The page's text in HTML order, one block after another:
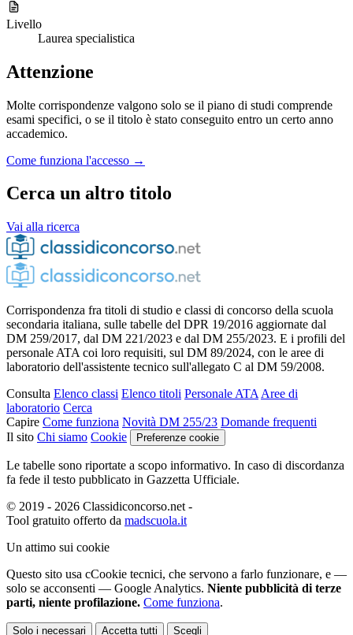
Livello
Laurea specialistica
Attenzione
Molte corrispondenze valgono solo se il piano di studi comprende
esami specifici, o se il titolo è stato conseguito entro un certo anno
accademico.
Come funziona l'accesso →
Cerca un altro titolo
Vai alla ricerca
Corrispondenza fra titoli di studio e classi di concorso della scuola
secondaria italiana, sulle tabelle del DPR 19/2016 aggiornate dal
DM 259/2017, dal DM 221/2023 e dal DM 255/2023. E i profili del
personale ATA coi loro requisiti, sul DM 89/2024, con le aree di
laboratorio dell'assistente tecnico sull'allegato C al DM 59/2008.
Consulta Elenco classi Elenco titoli Personale ATA Aree di
laboratorio Cerca
Capire Come funziona Novità DM 255/23 Domande frequenti
Il sito Chi siamo Cookie Preferenze cookie
Le tabelle sono riportate a scopo informativo. In caso di discordanza
fa fede il testo pubblicato in Gazzetta Ufficiale.
© 2019 - 2026 Classidiconcorso.net -
Tool gratuito offerto da madscuola.it
Un attimo sui cookie
Questo sito usa cCookie tecnici, che servono a farlo funzionare, e —
solo se acconsenti — Google Analytics. Niente pubblicità di terze
parti, niente profilazione. Come funziona.
Solo i necessari Accetta tutti Scegli